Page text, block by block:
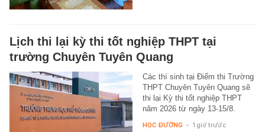
Lịch thi lại kỳ thi tốt nghiệp THPT tại
trường Chuyên Tuyên Quang
Các thí sinh tại Điểm thi Trường
THPT Chuyên Tuyên Quang sẽ
thi lại Kỳ thi tốt nghiệp THPT
năm 2026 từ ngày 13-15/8.
HỌC ĐƯỜNG - 1 giờ trước